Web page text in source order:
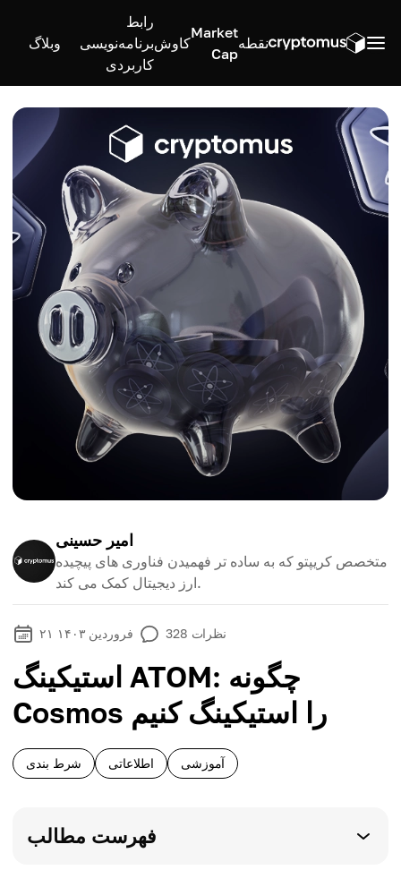
نقطه
Market
Cap
کاوش
رابط
برنامه‌نویسی
کاربردی
وبلاگ
امیر حسینی
متخصص کریپتو که به ساده تر فهمیدن فناوری های پیچیده
ارز دیجیتال کمک می کند.
۲۱ فروردین ۱۴۰۳ 328 نظرات
استیکینگ ATOM: چگونه
Cosmos را استیکینگ کنیم
شرط بندی اطلاعاتی آموزشی
فهرست مطالب